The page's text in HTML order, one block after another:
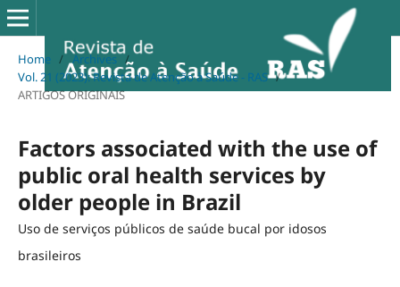
Home / Archives /
Vol. 21 (2023): Revista de Atenção à Saúde - RAS /
ARTIGOS ORIGINAIS
Factors associated with the use of
public oral health services by
older people in Brazil
Uso de serviços públicos de saúde bucal por idosos
brasileiros